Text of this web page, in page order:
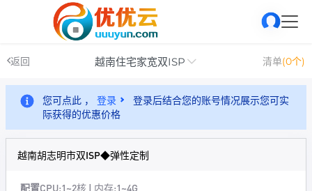
返回 越南住宅家宽双ISP 清单(0个)
您可点此 ， 登录
登录后结合您的账号情况展示您可实
际获得的优惠价格
越南胡志明市双ISP◆弹性定制
配置CPU:1~2核 | 内存:1~4G